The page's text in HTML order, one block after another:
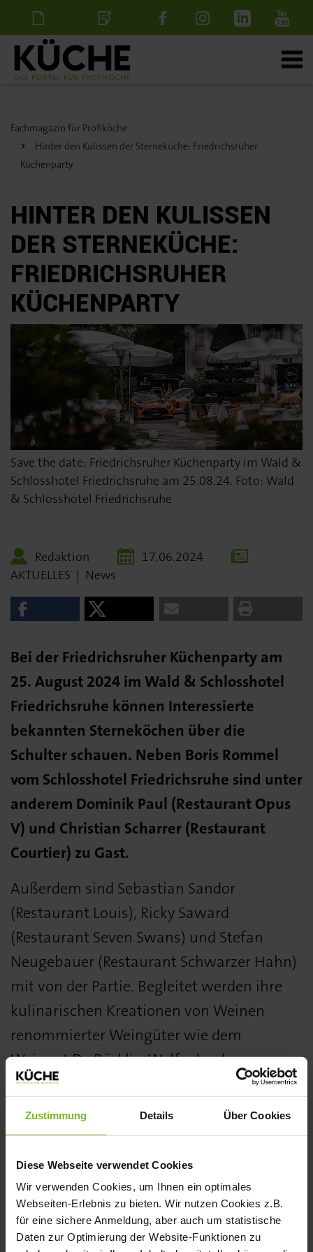
Zustimmung Details Über Cookies
Diese Webseite verwendet Cookies
Wir verwenden Cookies, um Ihnen ein optimales
Webseiten-Erlebnis zu bieten. Wir nutzen Cookies z.B.
für eine sichere Anmeldung, aber auch um statistische
Daten zur Optimierung der Website-Funktionen zu
NewsletterStellenanzeige
Fachmagazin für Profiköche
Hinter den Kulissen der Sterneküche: Friedrichsruher
Küchenparty
HINTER DEN KULISSEN
DER STERNEKÜCHE:
FRIEDRICHSRUHER
KÜCHENPARTY
Save the date: Friedrichsruher Küchenparty im Wald &
Schlosshotel Friedrichsruhe am 25.08.24. Foto: Wald
& Schlosshotel Friedrichsruhe
Redaktion
17.06.2024
AKTUELLES | News
Bei der Friedrichsruher Küchenparty am
25. August 2024 im Wald & Schlosshotel
Friedrichsruhe können Interessierte
bekannten Sterneköchen über die
Schulter schauen. Neben Boris Rommel
vom Schlosshotel Friedrichsruhe sind unter
anderem Dominik Paul (Restaurant Opus
V) und Christian Scharrer (Restaurant
Courtier) zu Gast.
Außerdem sind Sebastian Sandor
(Restaurant Louis), Ricky Saward
(Restaurant Seven Swans) und Stefan
Neugebauer (Restaurant Schwarzer Hahn)
mit von der Partie. Begleitet werden ihre
kulinarischen Kreationen von Weinen
renommierter Weingüter wie dem
Weingut Dr. Bürklin-Wolf oder der
Domaine Roc de L’Abbaye. Zahlreiche
Anbieter präsentieren ihre Produkte. Für
die musikalische Untermalung sorgt eine
Live-Band. Ein besonderes Erlebnis für alle
Sinne ist die Teilnahme an der „Besten
Party des Jahres in Boris Rommels Küche“.
Die Teilnahme kostet 395 Euro pro Person